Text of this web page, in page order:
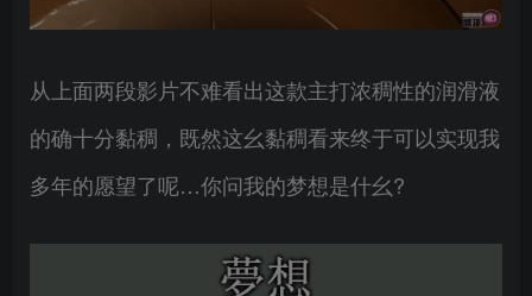
从上面两段影片不难看出这款主打浓稠性的润滑液
的确十分黏稠，既然这幺黏稠看来终于可以实现我
多年的愿望了呢…你问我的梦想是什幺?